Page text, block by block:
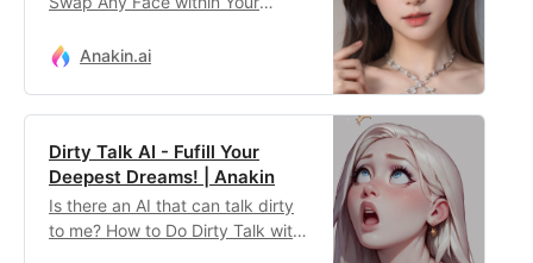
Online!Anakin.ai
Dirty Talk AI - Fufill Your
Deepest Dreams! | Anakin
Is there an AI that can talk dirty
to me? How to Do Dirty Talk with